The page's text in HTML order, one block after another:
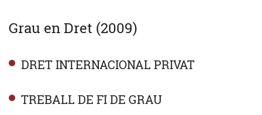
Grau en Dret (2009)
DRET INTERNACIONAL PRIVAT
TREBALL DE FI DE GRAU